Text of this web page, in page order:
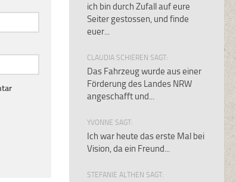
ich bin durch Zufall auf eure
Seiter gestossen, und finde
euer...
CLAUDIA SCHIEREN SAGT:
Das Fahrzeug wurde aus einer
Förderung des Landes NRW
angeschafft und...
YVONNE SAGT:
Ich war heute das erste Mal bei
Vision, da ein Freund...
STEFANIE ALTHEN SAGT: